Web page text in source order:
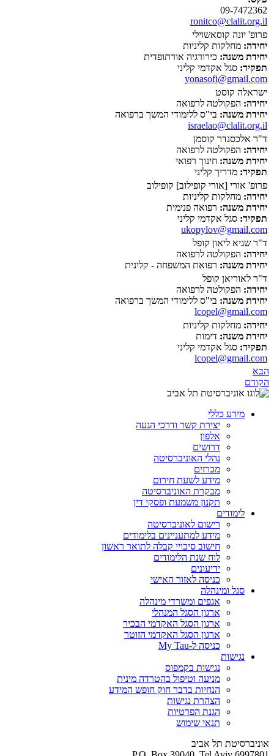
09-7472362
ronitco@clalit.org.il
פרופ' יונה קוסאשוילי
יחידה: מחלקות קליניות
יחידת משנה: כירורגיה אורתופדית
תפקיד: סגל אקדמי קליני
yonasofi@gmail.com
ישראלה קוסט
יחידה: הפקולטה לרפואה
יחידת משנה: בי"ס ללימודי המשך ברפואה
israelao@clalit.org.il
ד"ר אלכסנדר קוסמן
יחידה: הפקולטה לרפואה
יחידת משנה: חינוך רפואי
תפקיד: מדריך קליני
פרופ' אורי [אורי קופילוב] קופילוב
יחידה: מחלקות קליניות
יחידת משנה: רפואה פנימית
תפקיד: סגל אקדמי קליני
ukopylov@gmail.com
ד"ר שגיא ליאון קופל
יחידה: הפקולטה לרפואה
יחידת משנה: רפואת המשפחה - קלינית
ד"ר לאוריאן קופל
יחידה: הפקולטה לרפואה
יחידת משנה: בי"ס ללימודי המשך ברפואה
lcopel@gmail.com
יחידה: מחלקות קליניות
יחידת משנה: דימות
תפקיד: סגל אקדמי קליני
lcopel@gmail.com
הבא
הקודם
מידע כללי
יצירת קשר ודרכי הגעה
אלפון
דרושים
נהלי האוניברסיטה
מכרזים
מידע לשעת חירום
מבקרת האוניברסיטה
תקנון משמעת ופסקי דין
לימודים
רישום לאוניברסיטה
מידע למתעניינים בלימודים
חישוב סיכויי קבלה לתואר ראשון
לוח שנת הלימודים
ידיעונים
כניסה לאזור האישי
סגל ומינהלה
אגפים ומשרדי מינהלה
ארגון הסגל המנהלי
ארגון הסגל האקדמי הבכיר
ארגון הסגל האקדמי הזוטר
כניסה ל-My Tau
נגישות
נגישות בקמפוס
מניעה וטיפול בהטרדה מינית
הנחיות בדבר חוק חופש המידע
הצהרת נגישות
הגנת הפרטיות
תנאי שימוש
אוניברסיטת תל אביב